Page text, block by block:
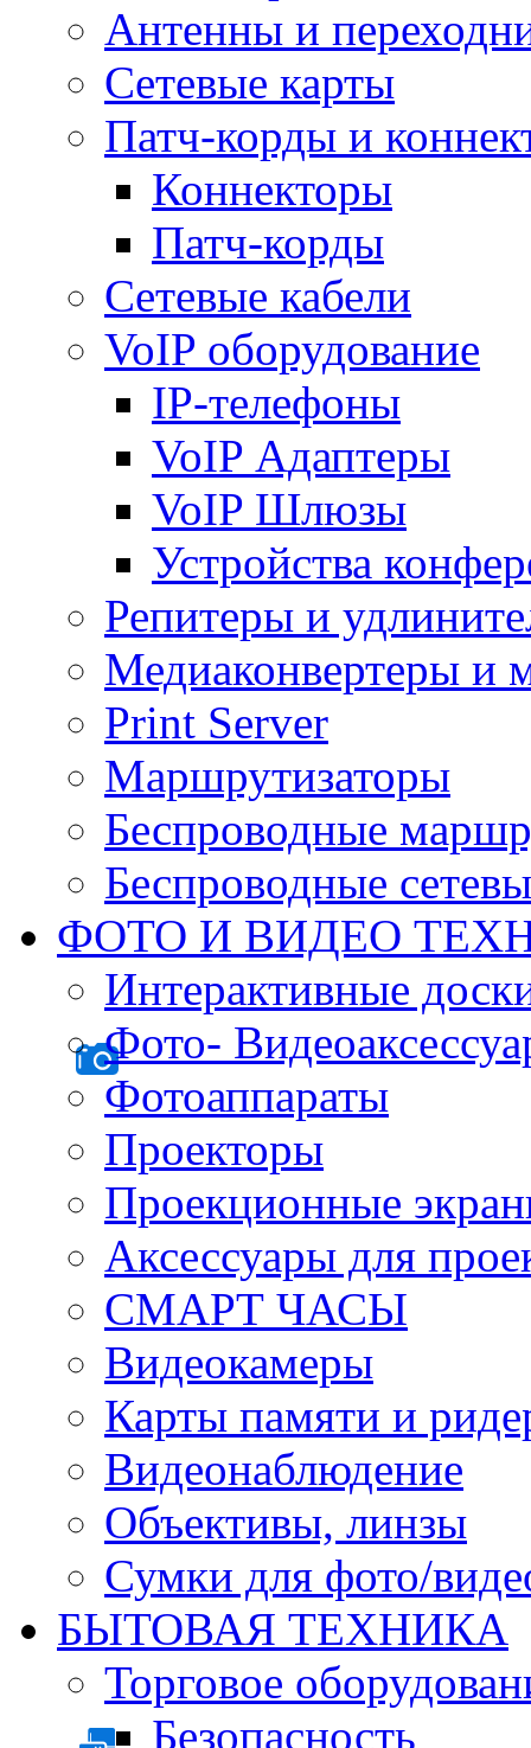
Антенны и
Сетевые карты
Патч-корды и
Коннекторы
Патч-корды
Сетевые кабели
VoIP оборудование
IP-телефоны
VoIP Адаптеры
VoIP Шлюзы
Устройства
Репитеры и
Медиаконвертеры и
Print Server
Маршрутизаторы
Беспроводные
Беспроводные
ФОТО И ВИДЕО
Интерактивные
Фото-
Фотоаппараты
Проекторы
Проекционные
Аксессуары для
СМАРТ ЧАСЫ
Видеокамеры
Карты памяти и
Видеонаблюдение
Объективы, линзы
Сумки для фото/
БЫТОВАЯ ТЕХНИКА
Торговое
Безопасность